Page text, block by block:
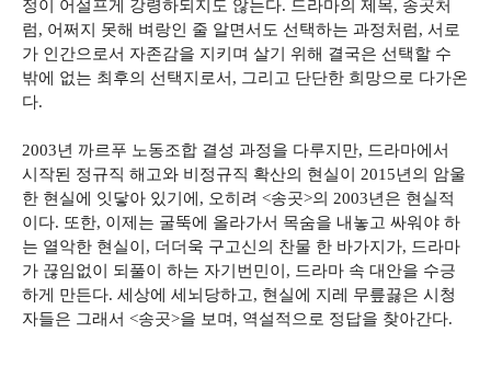
정이 어설프게 강령하되지도 않는다. 드라마의 제목, 송곳처
럼, 어쩌지 못해 벼랑인 줄 알면서도 선택하는 과정처럼, 서로
가 인간으로서 자존감을 지키며 살기 위해 결국은 선택할 수
밖에 없는 최후의 선택지로서, 그리고 단단한 희망으로 다가온
다.
2003년 까르푸 노동조합 결성 과정을 다루지만, 드라마에서
시작된 정규직 해고와 비정규직 확산의 현실이 2015년의 암울
한 현실에 잇닿아 있기에, 오히려 <송곳>의 2003년은 현실적
이다. 또한, 이제는 굴뚝에 올라가서 목숨을 내놓고 싸워야 하
는 열악한 현실이, 더더욱 구고신의 찬물 한 바가지가, 드라마
가 끊임없이 되풀이 하는 자기번민이, 드라마 속 대안을 수긍
하게 만든다. 세상에 세뇌당하고, 현실에 지레 무릎끓은 시청
자들은 그래서 <송곳>을 보며, 역설적으로 정답을 찾아간다.